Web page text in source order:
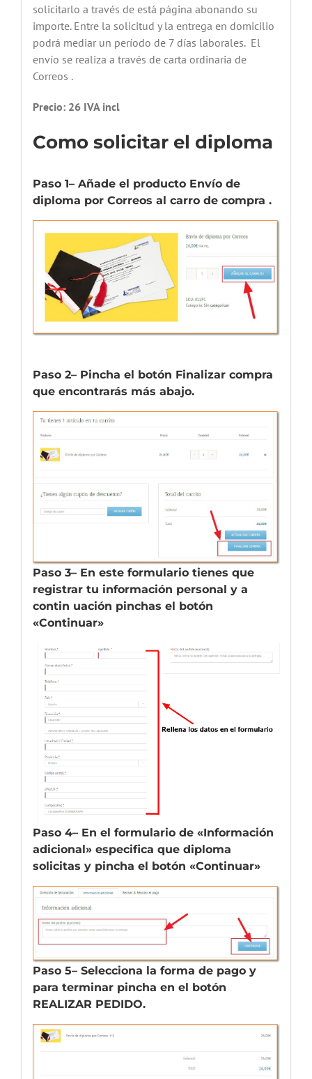
solicitarlo a través de está página abonando su
importe. Entre la solicitud y la entrega en domicilio
podrá mediar un período de 7 días laborales. El
envío se realiza a través de carta ordinaria de
Correos .
Precio: 26 IVA incl
Como solicitar el diploma
Paso 1– Añade el producto Envío de
diploma por Correos al carro de compra .
Paso 2– Pincha el botón Finalizar compra
que encontrarás más abajo.
Paso 3– En este formulario tienes que
registrar tu información personal y a
contin uación pinchas el botón
«Continuar»
Paso 4– En el formulario de «Información
adicional» especifica que diploma
solicitas y pincha el botón «Continuar»
Paso 5– Selecciona la forma de pago y
para terminar pincha en el botón
REALIZAR PEDIDO.